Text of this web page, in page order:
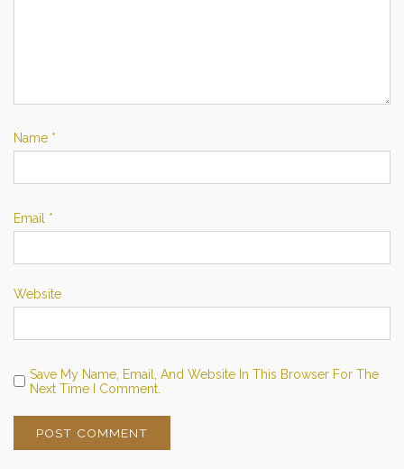
Name *
Email *
Website
Save My Name, Email, And Website In This Browser For The
Next Time I Comment.